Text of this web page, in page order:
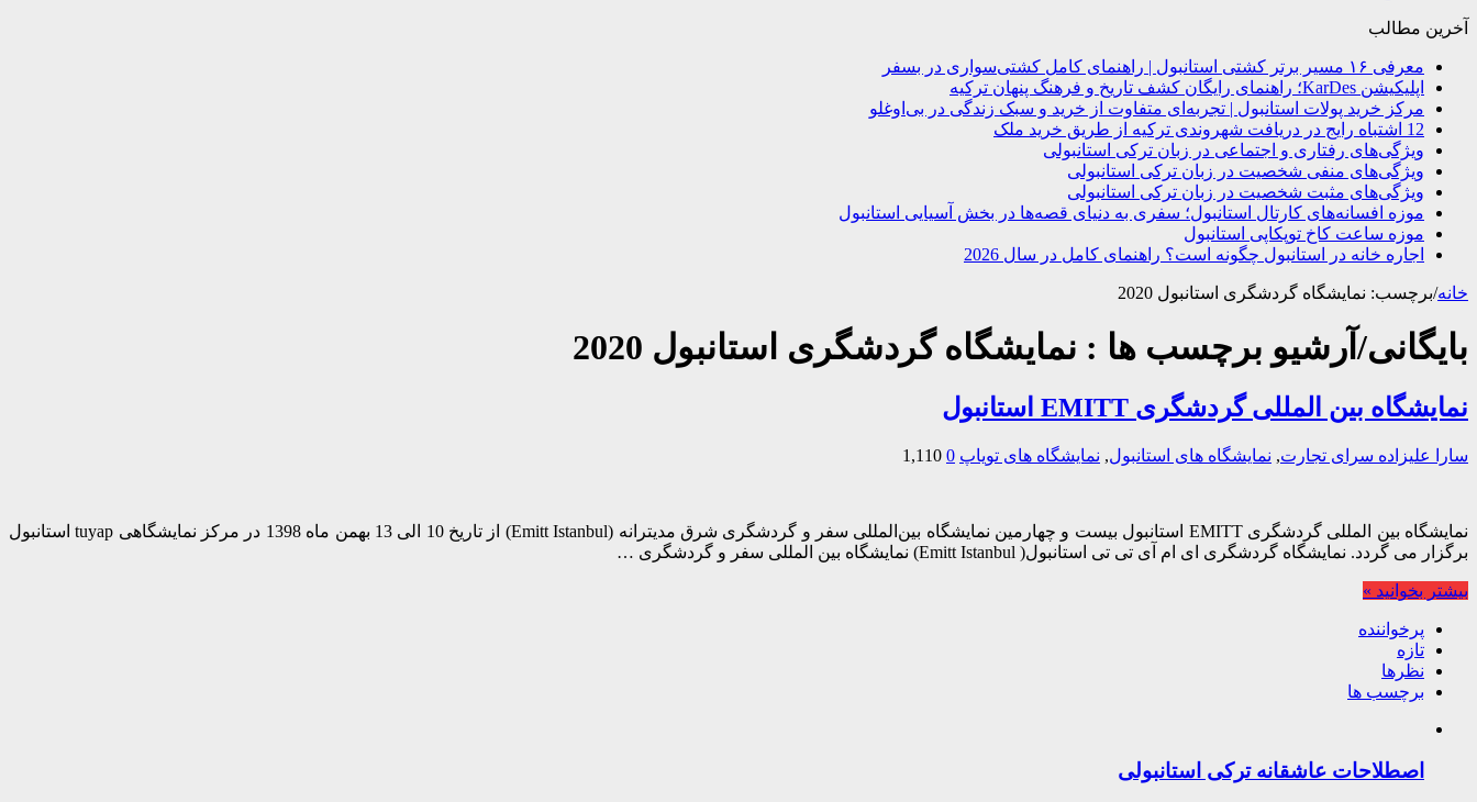
آخرین مطالب
معرفی ۱۶ مسیر برتر کشتی استانبول | راهنمای کامل کشتی‌سواری در بسفر
اپلیکیشن KarDes؛ راهنمای رایگان کشف تاریخ و فرهنگ پنهان ترکیه
مرکز خرید پولات استانبول | تجربه‌ای متفاوت از خرید و سبک زندگی در بی‌اوغلو
12 اشتباه رایج در دریافت شهروندی ترکیه از طریق خرید ملک
ویژگی‌های رفتاری و اجتماعی در زبان ترکی استانبولی
ویژگی‌های منفی شخصیت در زبان ترکی استانبولی
ویژگی‌های مثبت شخصیت در زبان ترکی استانبولی
موزه افسانه‌های کارتال استانبول؛ سفری به دنیای قصه‌ها در بخش آسیایی استانبول
موزه ساعت کاخ توپکاپی استانبول
اجاره خانه در استانبول چگونه است؟ راهنمای کامل در سال 2026
خانه/برچسب: نمایشگاه گردشگری استانبول 2020
بایگانی/آرشیو برچسب ها : نمایشگاه گردشگری استانبول 2020
نمایشگاه بین المللی گردشگری EMITT استانبول
سارا علیزاده سرای تجارت, نمایشگاه های استانبول, نمایشگاه های تویاپ 0
1,110
نمایشگاه بین المللی گردشگری EMITT استانبول بیست و چهارمین نمایشگاه بین‌المللی سفر و گردشگری شرق مدیترانه (Emitt Istanbul) از تاریخ 10 الی 13 بهمن ماه 1398 در مرکز نمایشگاهی tuyap استانبول
برگزار می گردد. نمایشگاه گردشگری ای ام آی تی تی استانبول( Emitt Istanbul) نمایشگاه بین المللی سفر و گردشگری …
بیشتر بخوانید »
پرخواننده
تازه
نظرها
برچسب ها
اصطلاحات عاشقانه ترکی استانبولی